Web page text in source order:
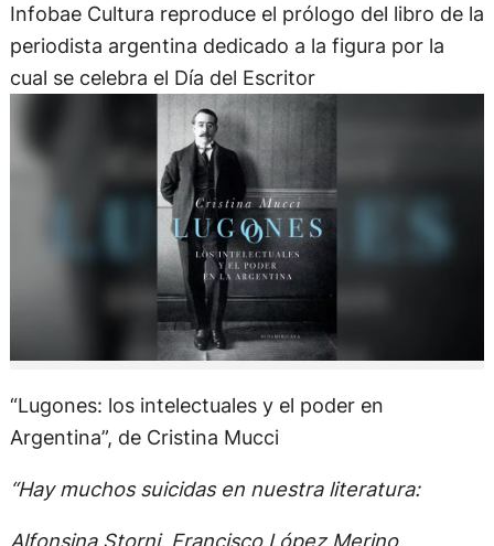
Infobae Cultura reproduce el prólogo del libro de la
periodista argentina dedicado a la figura por la
cual se celebra el Día del Escritor
“Lugones: los intelectuales y el poder en
Argentina”, de Cristina Mucci
“Hay muchos suicidas en nuestra literatura:
Alfonsina Storni, Francisco López Merino,